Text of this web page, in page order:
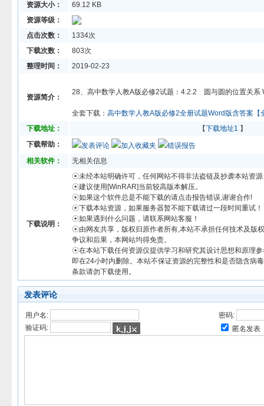
资源大小：
69.12 KB
资源等级：
点击次数：
1334次
下载次数：
803次
整理时间：
2019-02-23
资源简介：
28、高中数学人教A版必修2试题：4.2.2 圆与圆的位置关系
全套下载： 高中数学人教A版必修2全册试题Word版含答案【
下载地址：
【下载地址1 】
下载帮助：
发表评论 加入收藏夹
错误报告
相关软件：
无相关信息
下载说明：
☉未经本站明确许可，任何网站不得非法盗链及抄袭本站资源
☉建议使用[WinRAR]当前较高版本解压。
☉如果这个软件总是不能下载的请点击报告错误,谢谢合作!
☉下载本站资源，如果服务器暂不能下载请过一段时间重试！
☉如果遇到什么问题，请联系网站客服！
☉由网友共享，版权归原作者所有,本站不承担任何技术及版
争议和后果，本网站均得免责。
☉在本站下载任何资源仅提供学习和研究其设计思想和原理
即在24小时内删除。本站不保证资源的完整性和是否隐含病
条款请勿下载使用。
发表评论
用户名:
密码:
验证码:
匿名发表